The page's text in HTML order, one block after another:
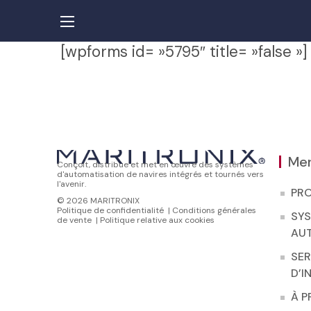
[wpforms id= »5795″ title= »false »]
Conçoit, distribue et met en œuvre des systèmes
d'automatisation de navires intégrés et tournés vers
l'avenir.
© 2026 MARITRONIX
Politique de confidentialité | Conditions générales
de vente | Politique relative aux cookies
À